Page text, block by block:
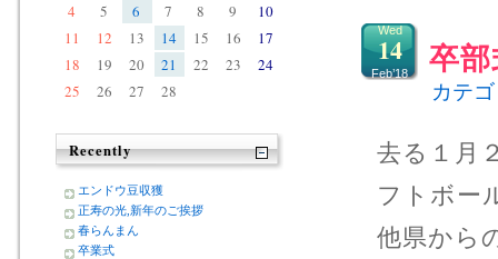
卒部
Wed
14
Feb’18
カテ
去る１月
フトボー
他県から
4
5 6 7 8 9
10
11
12 13 14 15 16
17
18
19 20 21 22 23
24
25
26 27 28
Recently
エンドウ豆収獲
正寿の光,新年のご挨拶
春らんまん
卒業式